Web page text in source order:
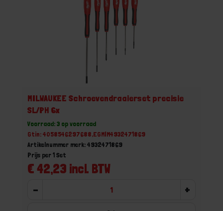
MILWAUKEE Schroevendraaierset precisie
SL/PH 6x
Voorraad: 3 op voorraad
Gtin: 4058546297688,EGMIM4932471869
Artikelnummer merk: 4932471869
€ 42,23 incl. BTW
Prijs per 1 Set
- +